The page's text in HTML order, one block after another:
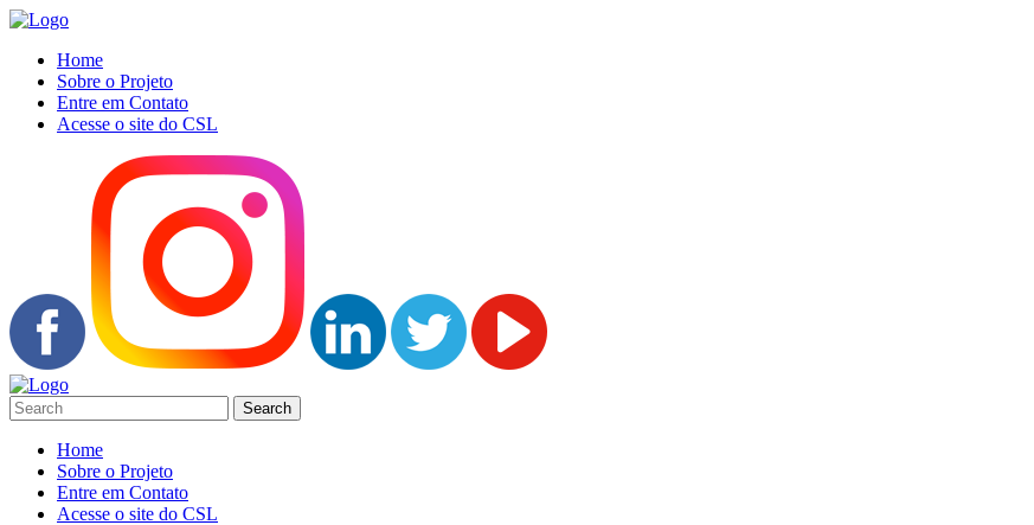
Home
Sobre o Projeto
Entre em Contato
Acesse o site do CSL
Home
Sobre o Projeto
Entre em Contato
Acesse o site do CSL